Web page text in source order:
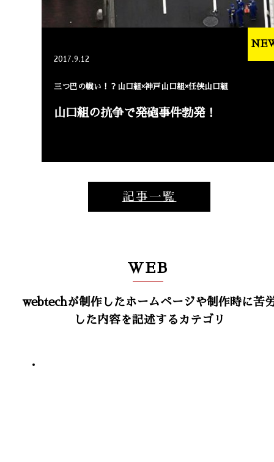
2017.9.12
三つ巴の戦い！？山口組×神戸山口組×任侠山口組
山口組の抗争で発砲事件勃発！
記事一覧
WEB
webtechが制作したホームページや制作時に苦
した内容を記述するカテゴリ